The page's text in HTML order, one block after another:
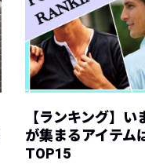
【ランキング】
が集まるアイテム
TOP15